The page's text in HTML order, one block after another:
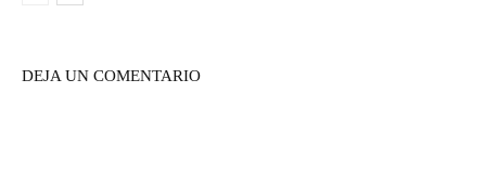
DEJA UN COMENTARIO